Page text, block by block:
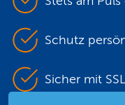
Schutz
Sicher mit